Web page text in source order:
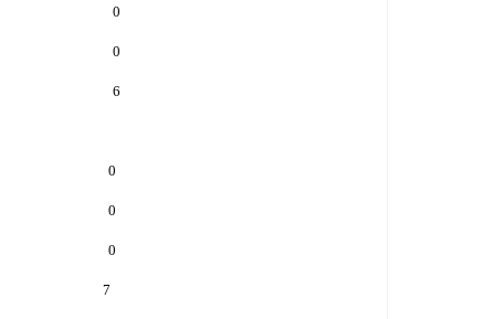
0
0
6
0
0
0
7